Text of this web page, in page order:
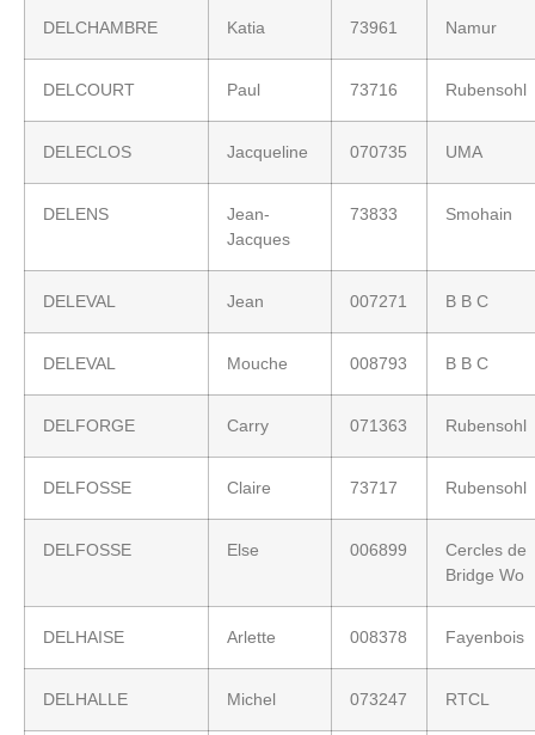
DELCHAMBRE Katia 73961 Namur
DELCOURT Paul 73716 Rubensohl
DELECLOS Jacqueline 070735 UMA
DELENS
Jean-
Jacques
73833 Smohain
DELEVAL Jean 007271 B B C
DELEVAL Mouche 008793 B B C
DELFORGE Carry 071363 Rubensohl
DELFOSSE Claire 73717 Rubensohl
DELFOSSE Else 006899
Cercles de
Bridge Wo
DELHAISE Arlette 008378 Fayenbois
DELHALLE Michel 073247 RTCL